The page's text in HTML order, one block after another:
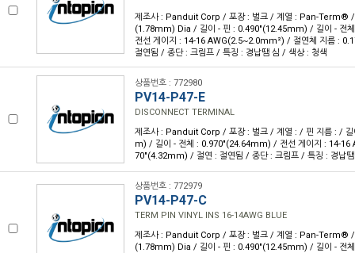
제조사 : Panduit Corp / 포장 : 벌크 / 계열 : Pan-Term® /
(1.78mm) Dia / 길이 - 핀 : 0.490"(12.45mm) / 길이 - 전
전선 게이지 : 14-16 AWG(2.5~2.0mm²) / 절연체 지름 :
절연됨 / 종단 : 크림프 / 특징 : 경납땜 심 / 색상 : 청색
상품번호 : 772980
PV14-P47-E
DISCONNECT TERMINAL
제조사 : Panduit Corp / 포장 : 벌크 / 계열 : / 핀 지름 : /
m) / 길이 - 전체 : 0.970"(24.64mm) / 전선 게이지 : 14-16
70"(4.32mm) / 절연 : 절연됨 / 종단 : 크림프 / 특징 : 경납
상품번호 : 772979
PV14-P47-C
TERM PIN VINYL INS 16-14AWG BLUE
제조사 : Panduit Corp / 포장 : 벌크 / 계열 : Pan-Term® /
(1.78mm) Dia / 길이 - 핀 : 0.490"(12.45mm) / 길이 - 전